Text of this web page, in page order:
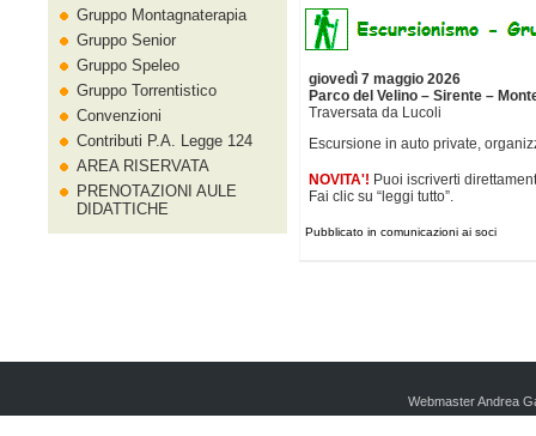
giovedì 7 maggio 2026
Parco del Velino – Sirente –
Traversata da Lucoli
Escursione in auto private,
NOVITA'! Puoi iscriverti
Fai clic su “leggi tutto”.
Pubblicato in comunicazioni ai soci
Gruppo Montagnaterapia
Gruppo Senior
Gruppo Speleo
Gruppo Torrentistico
Convenzioni
Contributi P.A. Legge 124
AREA RISERVATA
PRENOTAZIONI AULE
DIDATTICHE
Webmaster Andrea